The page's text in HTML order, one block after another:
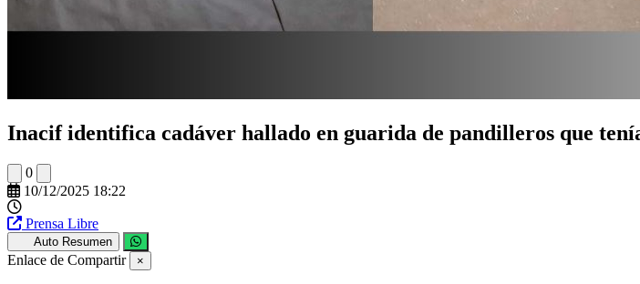
Inacif identifica cadáver hallado en guarida de pandilleros que
0
10/12/2025 18:22
Prensa Libre
Auto Resumen
Enlace de Compartir ×